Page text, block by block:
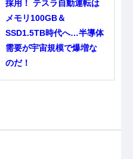
採用！ テスラ自動運転は
メモリ100GB＆
SSD1.5TB時代へ…半導体
需要が宇宙規模で爆増な
のだ！